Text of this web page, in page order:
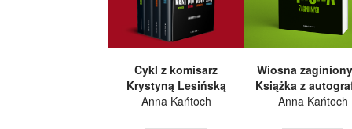
Cykl z komisarz
Krystyną Lesińską
Anna Kańtoch
Wiosna
Książka z
Anna Kańtoch